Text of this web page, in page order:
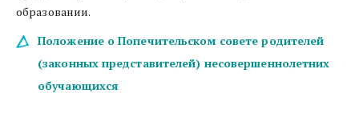
образовании.
Положение о Попечительском совете родителей
(законных представителей) несовершеннолетних
обучающихся